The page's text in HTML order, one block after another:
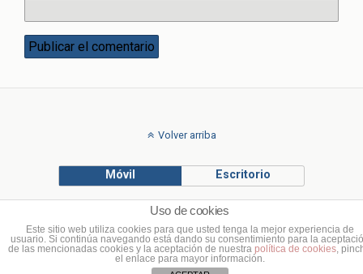
Volver arriba
Móvil Escritorio
© Francisco Ponce Carrasco
Uso de cookies
Este sitio web utiliza cookies para que usted tenga la mejor experiencia de
usuario. Si continúa navegando está dando su consentimiento para la
de las mencionadas cookies y la aceptación de nuestra política de cookies ,
el enlace para mayor información.